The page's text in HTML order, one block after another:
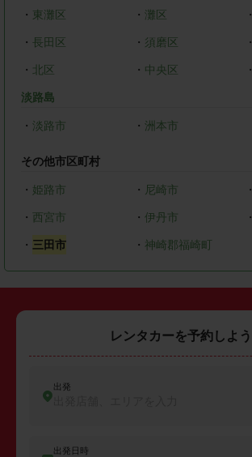
・ 東灘区 ・ 灘区 ・
・ 長田区 ・ 須磨区 ・
・ 北区 ・ 中央区 ・
淡路島
・ 淡路市 ・ 洲本市
その他市区町村
・ 姫路市 ・ 尼崎市 ・
・ 西宮市 ・ 伊丹市 ・
・ 三田市 ・ 神崎郡福崎町
レンタカーを予約しよう
出発
出発日時